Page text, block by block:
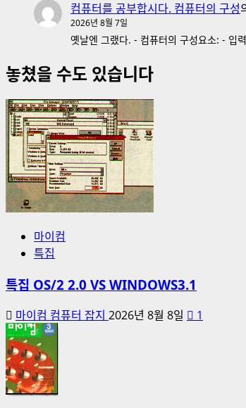
컴퓨터를 공부합시다. 컴퓨터의 구성
2026년 8월 7일
옛날엔 그랬다. - 컴퓨터의 구성요소: - 입
놓쳤을 수도 있습니다
마이컴
특집
특집 OS/2 2.0 VS WINDOWS3.1
마이컴 컴퓨터 잡지 2026년 8월 8일 1